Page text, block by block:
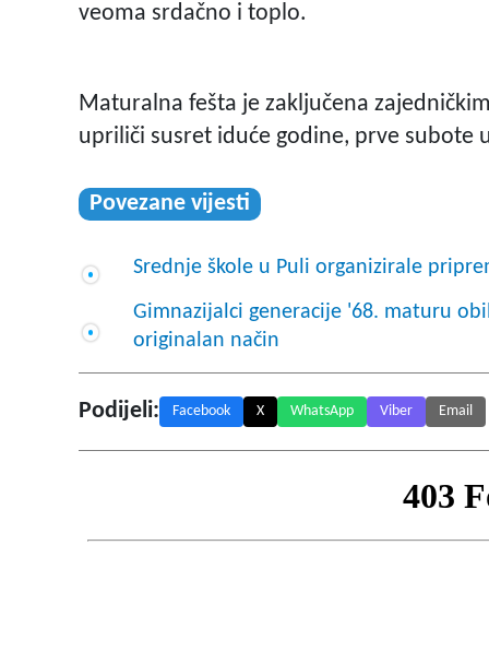
veoma srdačno i toplo.
Maturalna fešta je zaključena
upriliči susret iduće godine, prve subote
Povezane vijesti
Srednje škole u Puli organizirale
Gimnazijalci generacije '68. maturu
originalan način
Podijeli: Facebook X WhatsApp Viber Email